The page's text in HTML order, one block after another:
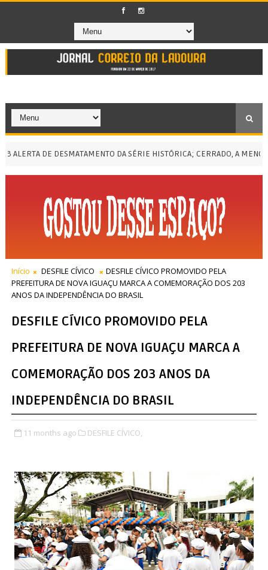
DE DESMATAMENTO DA SÉRIE HISTÓRICA; CERRADO, A MENOR EM
Início DESFILE CÍVICO
DESFILE CÍVICO PROMOVIDO PELA
PREFEITURA DE NOVA IGUAÇU MARCA A COMEMORAÇÃO DOS 203
ANOS DA INDEPENDÊNCIA DO BRASIL
DESFILE CÍVICO PROMOVIDO PELA
PREFEITURA DE NOVA IGUAÇU MARCA A
COMEMORAÇÃO DOS 203 ANOS DA
INDEPENDÊNCIA DO BRASIL
11 months ago DESFILE CÍVICO,